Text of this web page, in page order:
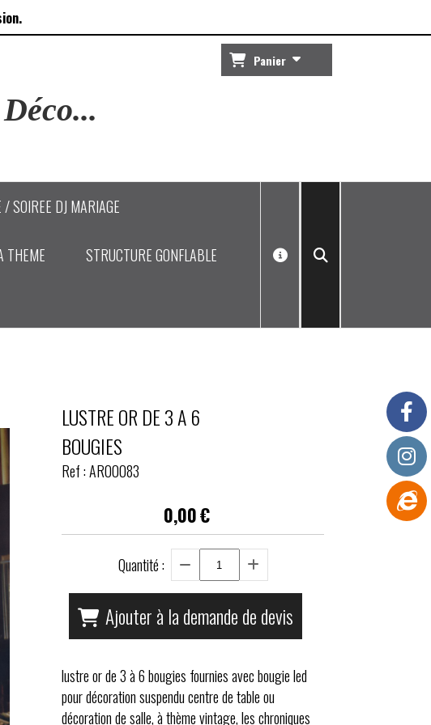
Panier
SOIREE DJ MARIAGE
THEME STRUCTURE GONFLABLE
LUSTRE OR DE 3 A 6
BOUGIES
Ref :AR00083
0,00€
Quantité :
Ajouter à la demande de devis
lustre or de 3 à 6 bougies fournies avec bougie led
pour décoration suspendu centre de table ou
décoration de salle, à thème vintage, les chroniques